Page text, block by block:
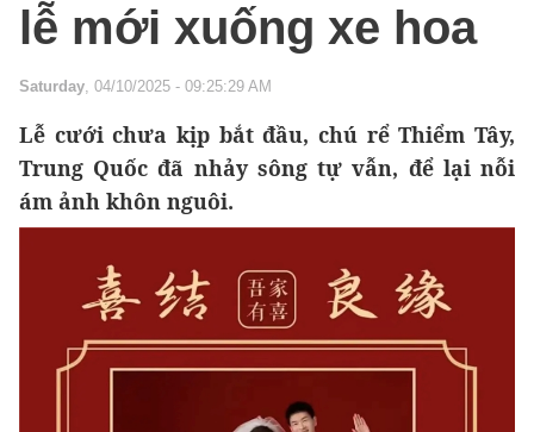
lễ mới xuống xe hoa
Saturday, 04/10/2025 - 09:25:29 AM
Lễ cưới chưa kịp bắt đầu, chú rể Thiểm Tây,
Trung Quốc đã nhảy sông tự vẫn, để lại nỗi
ám ảnh khôn nguôi.